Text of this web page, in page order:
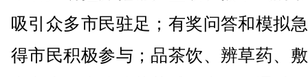
吸引众多市民驻足；有奖问答和模拟
得市民积极参与；品茶饮、辨草药、